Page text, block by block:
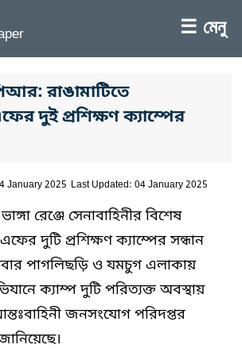
☰ মেনু
রাঙামাটিতে
দুই প্রশিক্ষণ ক্যাম্পের
January 2025 Last Updated: 04 January 2025
রেঞ্জে সেনাবাহিনীর বিশেষ
দুটি প্রশিক্ষণ ক্যাম্পের সন্ধান
পাগলিছড়ি ও যমচুগ এলাকায়
ক্যাম্প দুটি পরিত্যক্ত অবস্থায়
জনসংযোগ পরিদপ্তর